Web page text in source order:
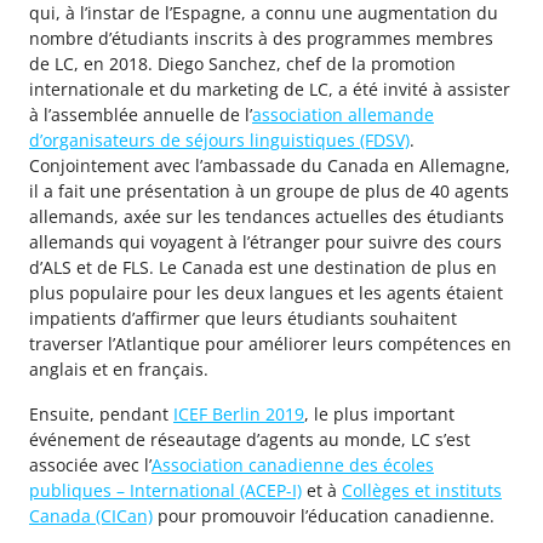
qui, à l’instar de l’Espagne, a connu une augmentation du
nombre d’étudiants inscrits à des programmes membres
de LC, en 2018. Diego Sanchez, chef de la promotion
internationale et du marketing de LC, a été invité à assister
à l’assemblée annuelle de l’association allemande
d’organisateurs de séjours linguistiques (FDSV).
Conjointement avec l’ambassade du Canada en Allemagne,
il a fait une présentation à un groupe de plus de 40 agents
allemands, axée sur les tendances actuelles des étudiants
allemands qui voyagent à l’étranger pour suivre des cours
d’ALS et de FLS. Le Canada est une destination de plus en
plus populaire pour les deux langues et les agents étaient
impatients d’affirmer que leurs étudiants souhaitent
traverser l’Atlantique pour améliorer leurs compétences en
anglais et en français.
Ensuite, pendant ICEF Berlin 2019, le plus important
événement de réseautage d’agents au monde, LC s’est
associée avec l’Association canadienne des écoles
publiques – International (ACEP-I) et à Collèges et instituts
Canada (CICan) pour promouvoir l’éducation canadienne.